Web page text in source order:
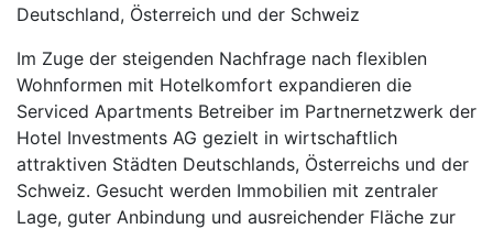
Deutschland, Österreich und der Schweiz
Im Zuge der steigenden Nachfrage nach flexiblen
Wohnformen mit Hotelkomfort expandieren die
Serviced Apartments Betreiber im Partnernetzwerk der
Hotel Investments AG gezielt in wirtschaftlich
attraktiven Städten Deutschlands, Österreichs und der
Schweiz. Gesucht werden Immobilien mit zentraler
Lage, guter Anbindung und ausreichender Fläche zur